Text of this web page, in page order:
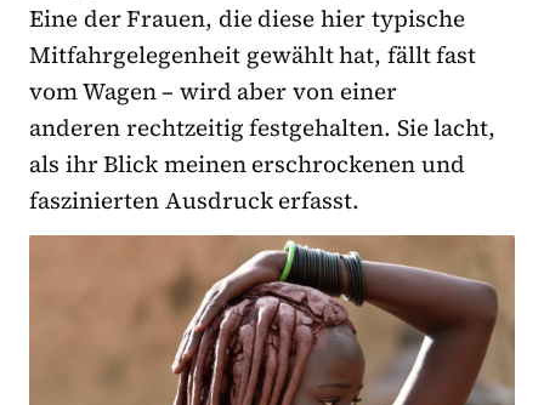
Eine der Frauen, die diese hier typische
Mitfahrgelegenheit gewählt hat, fällt fast
vom Wagen – wird aber von einer
anderen rechtzeitig festgehalten. Sie lacht,
als ihr Blick meinen erschrockenen und
faszinierten Ausdruck erfasst.